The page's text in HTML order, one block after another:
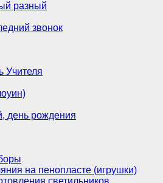
разный
звонок
Учителя
день рождения
на пенопласте (игрушки)
светильников